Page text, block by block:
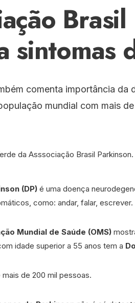
sintomas
comenta importância da
mundial com mais
(DP) é uma doença
como: andar, falar, escrever.
Mundial de Saúde (OMS)
idade superior a 55 anos tem a
de 200 mil pessoas.